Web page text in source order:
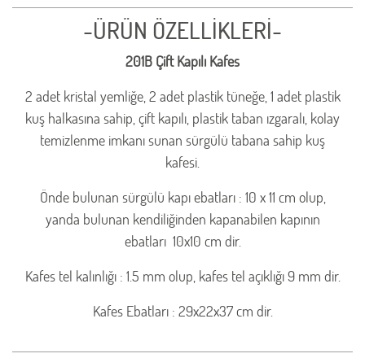
-ÜRÜN ÖZELLİKLERİ-
201B Çift Kapılı Kafes
2 adet kristal yemliğe, 2 adet plastik tüneğe, 1 adet plastik
kuş halkasına sahip, çift kapılı, plastik taban ızgaralı, kolay
temizlenme imkanı sunan sürgülü tabana sahip kuş
kafesi.
Önde bulunan sürgülü kapı ebatları : 10 x 11 cm olup,
yanda bulunan kendiliğinden kapanabilen kapının
ebatları 10x10 cm dir.
Kafes tel kalınlığı : 1.5 mm olup, kafes tel açıklığı 9 mm dir.
Kafes Ebatları : 29x22x37 cm dir.